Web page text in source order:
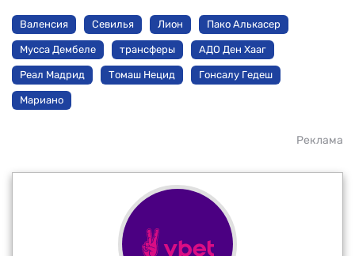
Валенсия Севилья Лион Пако Алькасер
Мусса Дембеле трансферы АДО Ден Хааг
Реал Мадрид Томаш Нецид Гонсалу Гедеш
Мариано
Реклама